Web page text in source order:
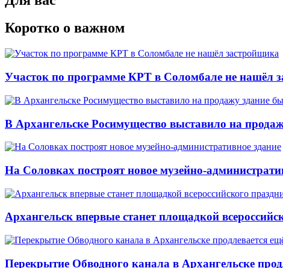
Коротко о важном
Участок по программе КРТ в Соломбале не нашёл
В Архангельске Росимущество выставило на
На Соловках построят новое музейно-
Архангельск впервые станет площадкой
Перекрытие Обводного канала в Архангельске